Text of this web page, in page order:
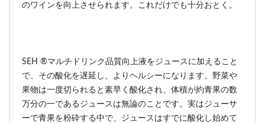
のワインを向上させられます。これだけでも十分おとく。
SEH ®マルチドリンク品質向上液をジュースに加えること
で、その酸化を遅延し、よりヘルシーになります。野菜や
果物は一度切られると素早く酸化され、体積が約青果の数
万分の一であるジュースは無論のことです。実はジューサ
ーで青果を粉砕する中で、ジュースはすでに酸化し始めて